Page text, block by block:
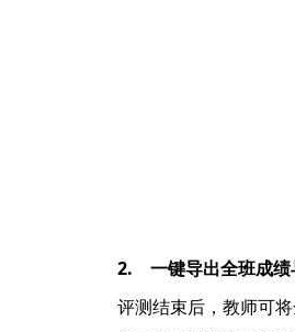
2. 一键导出全班成绩
评测结束后，教师可